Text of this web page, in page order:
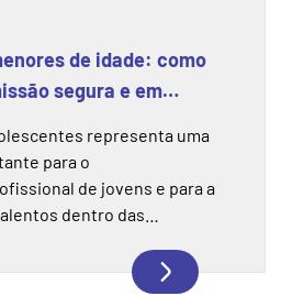
de idade: como
segura e em
representa uma
para o
de jovens e para a
dentro das
e às regras de
Trabalho (SST), garantindo